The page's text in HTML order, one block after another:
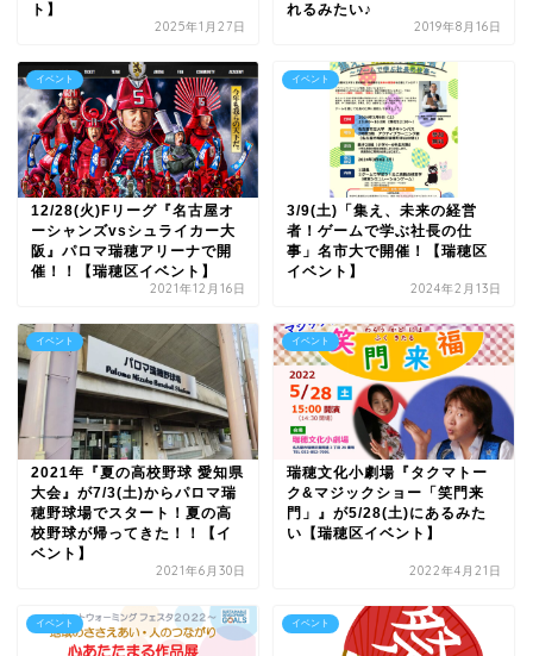
ト】
2025年1月27日
れるみたい♪
2019年8月16日
イベント
12/28(火)Fリーグ『名古屋オ
ーシャンズvsシュライカー大
阪』パロマ瑞穂アリーナで開
催！！【瑞穂区イベント】
2021年12月16日
イベント
3/9(土)「集え、未来の経営
者！ゲームで学ぶ社長の仕
事」名市大で開催！【瑞穂区
イベント】
2024年2月13日
イベント
2021年『夏の高校野球 愛知県
大会』が7/3(土)からパロマ瑞
穂野球場でスタート！夏の高
校野球が帰ってきた！！【イ
ベント】
2021年6月30日
イベント
瑞穂文化小劇場『タクマトー
ク&マジックショー「笑門来
門」』が5/28(土)にあるみた
い【瑞穂区イベント】
2022年4月21日
イベント イベント